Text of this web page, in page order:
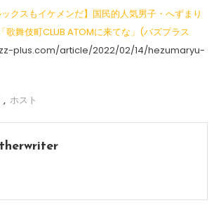
ックスもイケメンだ】国民的人気男子・へずまり
歌舞伎町CLUB ATOMに来てな」(バズプラス
plus.com/article/2022/02/14/hezumaryu-
, ホスト